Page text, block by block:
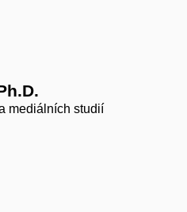
mediálních studií